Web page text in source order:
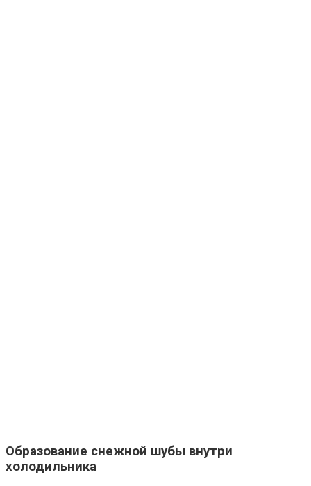
Образование снежной шубы внутри
холодильника